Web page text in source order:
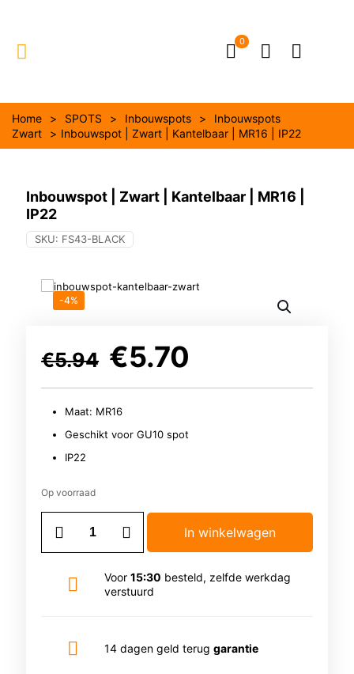
0
Home > SPOTS > Inbouwspots >
Inbouwspots
Zwart
> Inbouwspot | Zwart | Kantelbaar | MR16 | IP22
Inbouwspot | Zwart | Kantelbaar | MR16 |
IP22
SKU: FS43-BLACK
-4%
€5.94 Oorspronkelijke
prijs
was:
€5.94.
€5.70
is:
Maat: MR16
Geschikt voor GU10 spot
IP22
Op voorraad
Kantelbaar
aantal
In winkelwagen
Voor15:30 besteld, zelfde werkdag
verstuurd
14 dagen geld teruggarantie